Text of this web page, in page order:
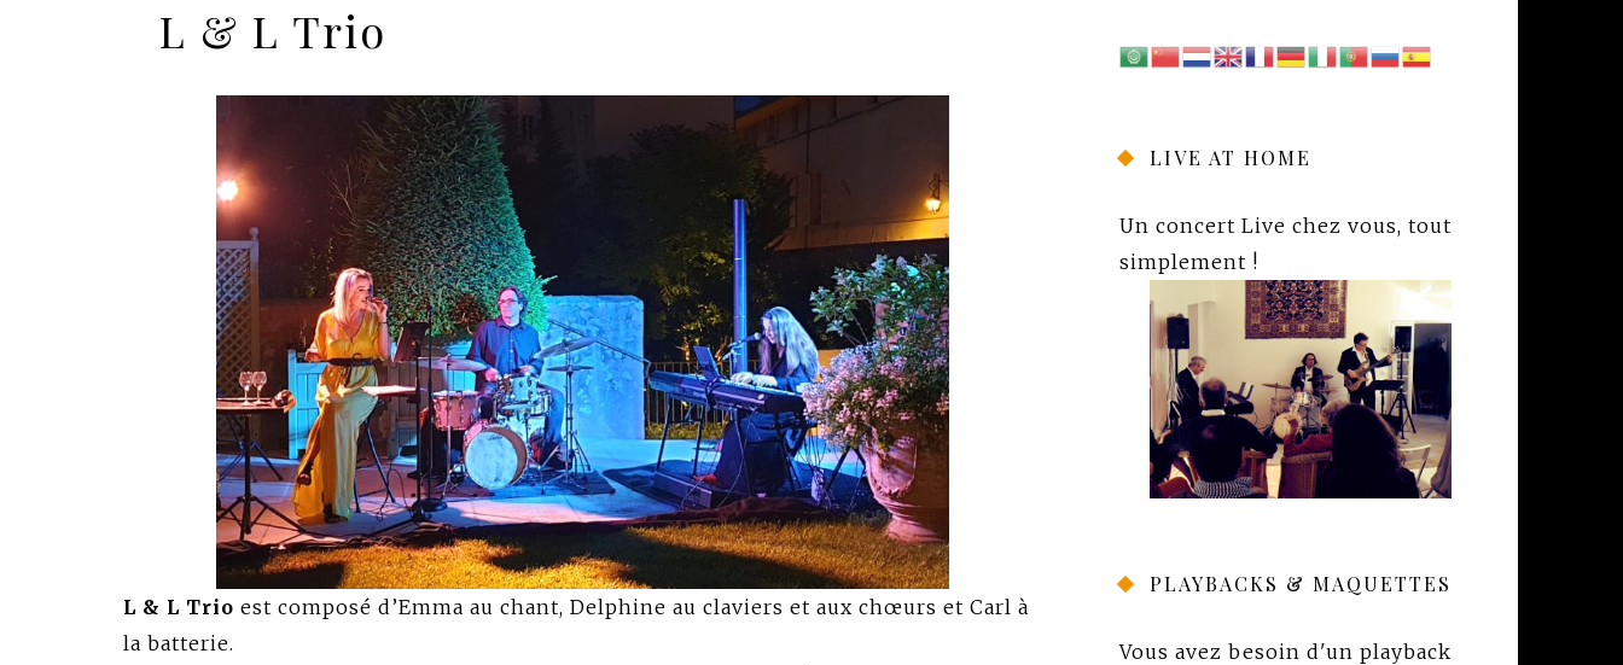
L & L Trio
L & L Trio est composé d’Emma au chant, Delphine au claviers et aux chœurs et Carl à
la batterie.
LIVE AT HOME
Un concert Live chez vous, tout
simplement !
PLAYBACKS & MAQUETTES
Vous avez besoin d'un playback